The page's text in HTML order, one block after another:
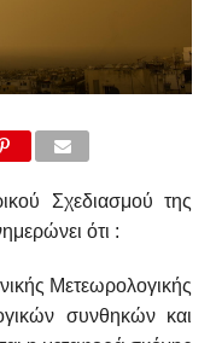
Σχεδιασμού της
ότι :
Μετεωρολογικής
συνθηκών και